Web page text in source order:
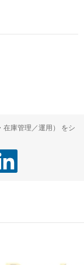
在庫管理／運用） をシ